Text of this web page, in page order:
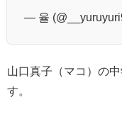
— 율
山口真子（マコ）の中
す。